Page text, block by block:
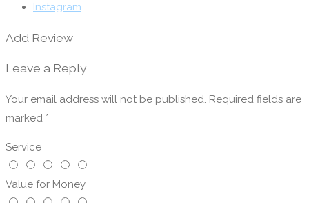
Instagram
Add Review
Leave a Reply
Your email address will not be published. Required fields are
marked *
Service
Value for Money